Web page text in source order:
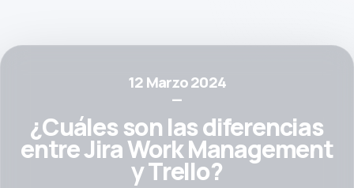
12 Marzo 2024
—
¿Cuáles son las diferencias
entre Jira Work Management
y Trello?